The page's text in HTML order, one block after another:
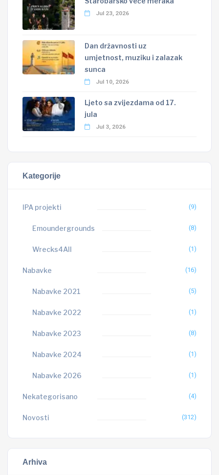
Jul 23, 2026
Dan državnosti uz
umjetnost, muziku i zalazak
sunca
Jul 10, 2026
Ljeto sa zvijezdama od 17.
jula
Jul 3, 2026
Kategorije
IPA projekti (9)
Emoundergrounds (8)
Wrecks4All (1)
Nabavke (16)
Nabavke 2021 (5)
Nabavke 2022 (1)
Nabavke 2023 (8)
Nabavke 2024 (1)
Nabavke 2026 (1)
Nekategorisano (4)
Novosti (312)
Arhiva